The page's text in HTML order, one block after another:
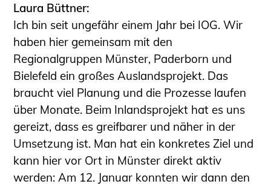
Kontakt und Anfahrt
Impressum
Datenschutz
Ingenieurakademie West
Laura Büttner:
Ich bin seit ungefähr einem Jahr bei IOG. Wir
haben hier gemeinsam mit den
Regionalgruppen Münster, Paderborn und
Bielefeld ein großes Auslandsprojekt. Das
braucht viel Planung und die Prozesse laufen
über Monate. Beim Inlandsprojekt hat es uns
gereizt, dass es greifbarer und näher in der
Umsetzung ist. Man hat ein konkretes Ziel und
kann hier vor Ort in Münster direkt aktiv
werden: Am 12. Januar konnten wir dann den